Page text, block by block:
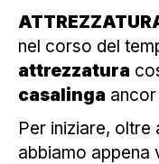
nel corso del
attrezzatura
casalinga ancor
Per iniziare, oltre
abbiamo appena